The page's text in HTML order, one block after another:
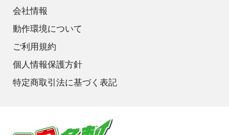
会社情報
動作環境について
ご利用規約
個人情報保護方針
特定商取引法に基づく表記